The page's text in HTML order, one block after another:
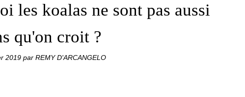
les koalas ne sont pas aussi
qu'on croit ?
2019 par REMY D'ARCANGELO